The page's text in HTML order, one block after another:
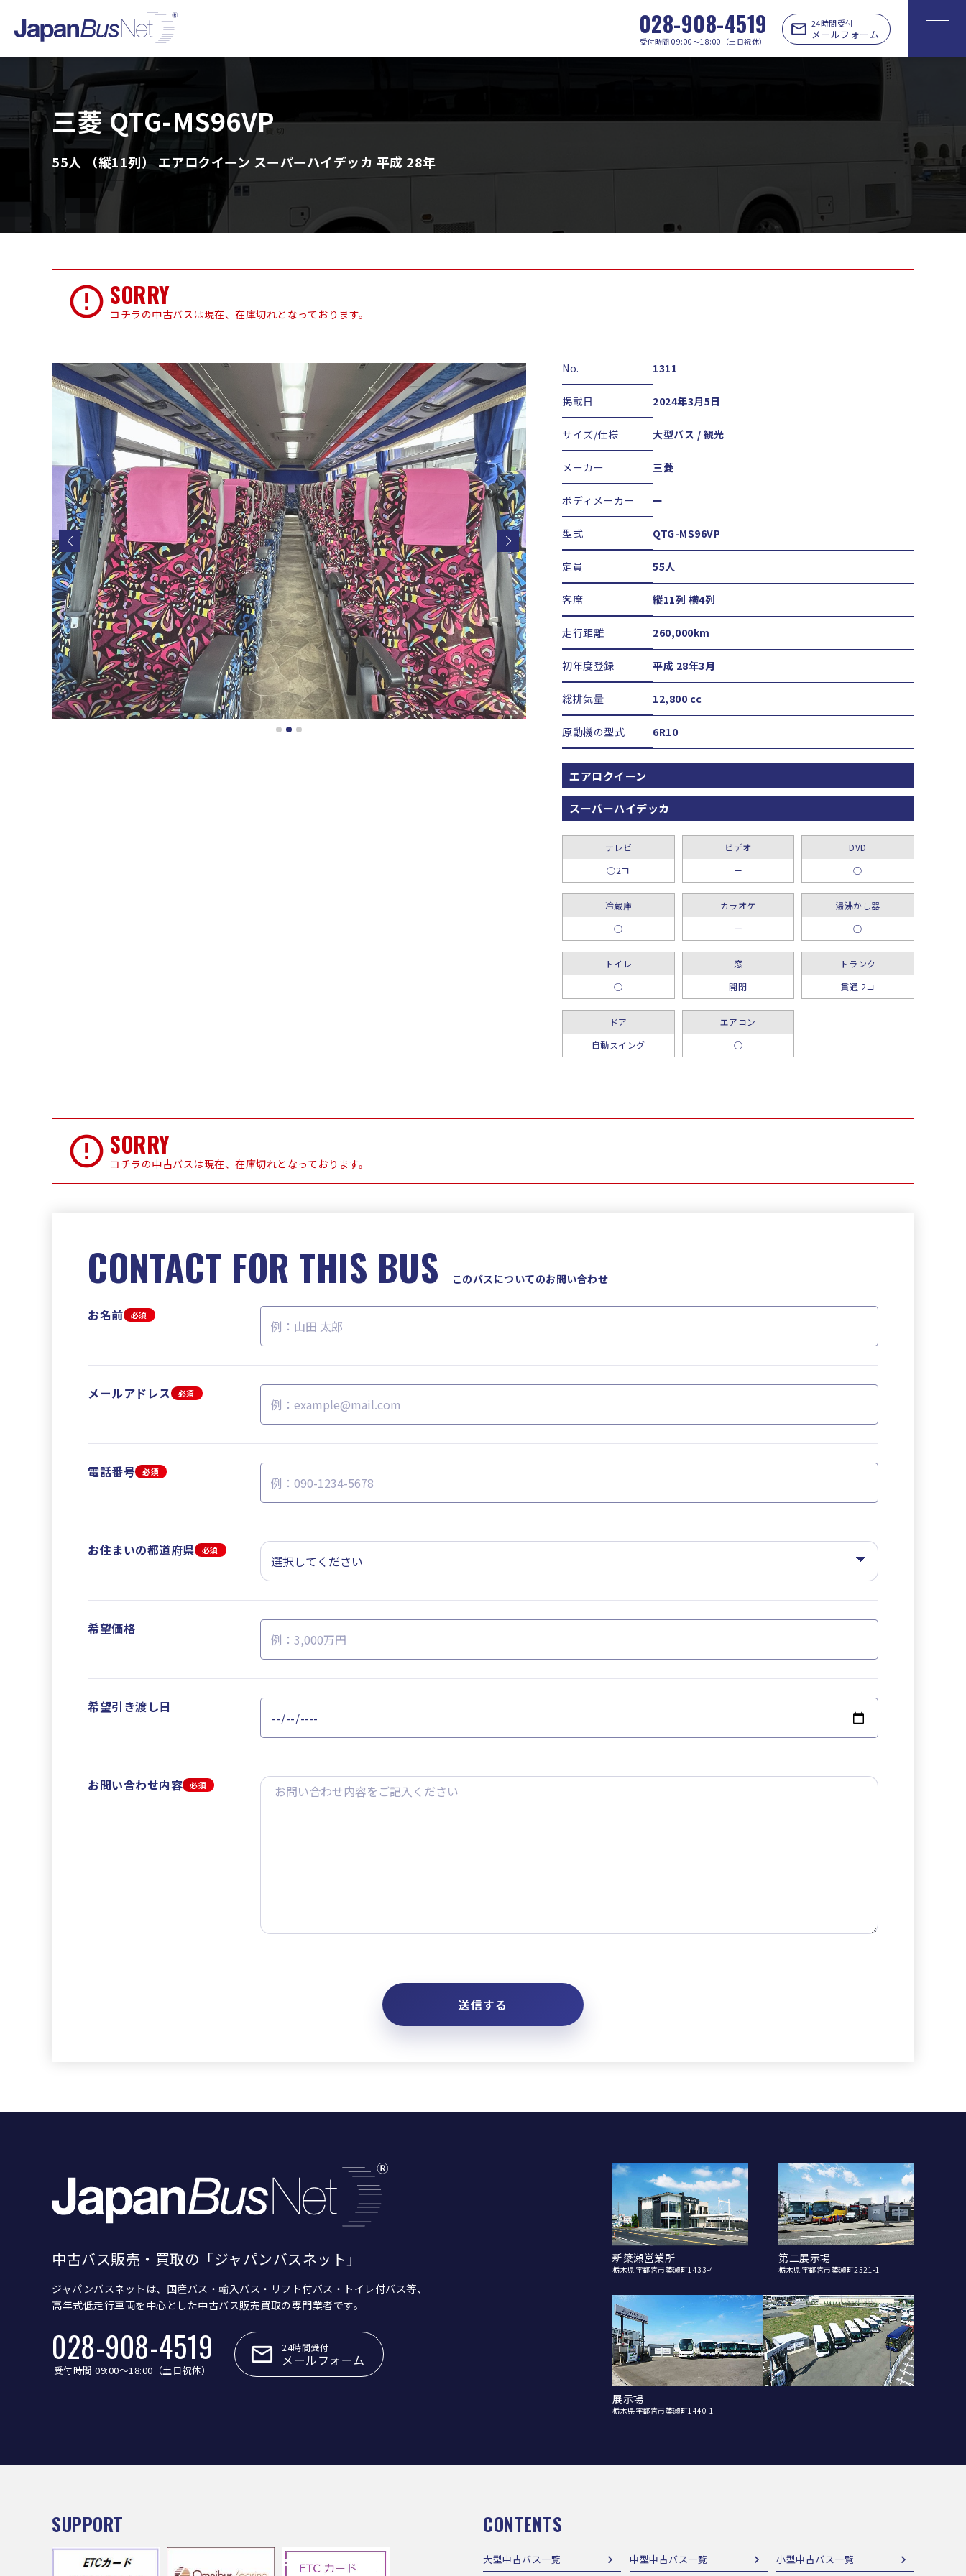
028-908-4519
受付時間 09:00〜18:00（土日祝休）
24時間受付
メールフォーム
三菱 QTG-MS96VP
55人 （縦11列） エアロクイーン スーパーハイデッカ 平成 28年
SORRY
コチラの中古バスは現在、在庫切れとなっております。
No. 1311
掲載日 2024年3月5日
サイズ/仕様 大型バス / 観光
メーカー 三菱
ボディメーカー ー
型式 QTG-MS96VP
定員 55人
客席 縦11列 横4列
走行距離 260,000km
初年度登録 平成 28年3月
総排気量 12,800 cc
原動機の型式 6R10
エアロクイーン
スーパーハイデッカ
テレビ
○2コ
ビデオ
ー
DVD
○
冷蔵庫
○
カラオケ
ー
湯沸かし器
○
トイレ
○
窓
開閉
トランク
貫通 2コ
ドア
自動スイング
エアコン
○
SORRY
コチラの中古バスは現在、在庫切れとなっております。
CONTACT FOR THIS BUS このバスについてのお問い合わせ
お名前 必須
メールアドレス 必須
電話番号 必須
お住まいの都道府県 必須
希望価格
希望引き渡し日
お問い合わせ内容 必須
中古バス販売・買取の「ジャパンバスネット」
ジャパンバスネットは、国産バス・輸入バス・リフト付バス・トイレ付バス等、
高年式低走行車両を中心とした中古バス販売買取の専門業者です。
028-908-4519
受付時間 09:00〜18:00（土日祝休）
24時間受付
メールフォーム
新簗瀬営業所
栃木県宇都宮市簗瀬町1433-4
第二展示場
栃木県宇都宮市簗瀬町2521-1
展示場
栃木県宇都宮市簗瀬町1440-1
SUPPORT CONTENTS
大型中古バス一覧 中型中古バス一覧 小型中古バス一覧